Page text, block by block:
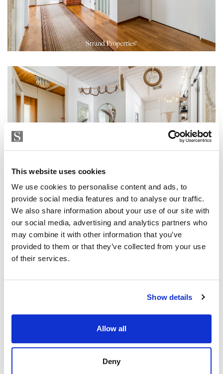
This website uses cookies
We use cookies to personalise content and ads, to
provide social media features and to analyse our traffic.
We also share information about your use of our site with
our social media, advertising and analytics partners who
may combine it with other information that you’ve
provided to them or that they’ve collected from your use
of their services.
Show details
Allow all
Deny